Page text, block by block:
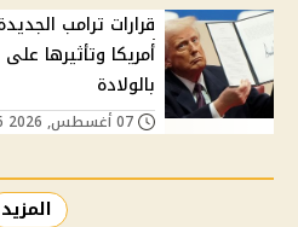
قرارات ترامب
أمريكا وتأثيرها
بالولادة
المزيد